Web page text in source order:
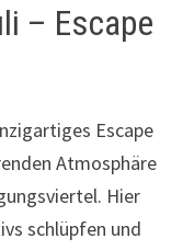
– Escape
Escape
Atmosphäre
Hier
schlüpfen und